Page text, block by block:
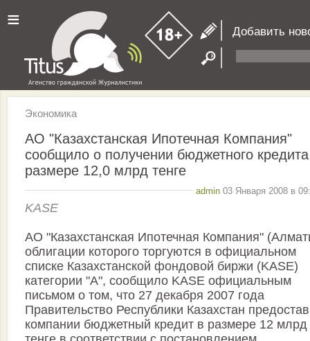
≡ Добавить
Экономика
АО "Казахстанская Ипотечная Компания"
сообщило о получении бюджетного
размере 12,0 млрд тенге
admin 03 Января 2008 в
KASE
АО "Казахстанская Ипотечная Компания"
облигации которого торгуются в официальном
списке Казахстанской фондовой биржи (KASE)
категории "А", сообщило KASE официальным
письмом о том, что 27 декабря 2007 года
Правительство Республики Казахстан
компании бюджетный кредит в размере 12 млрд